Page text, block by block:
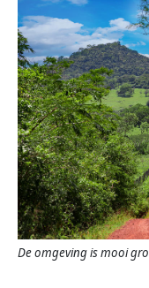
De omgeving is mooi